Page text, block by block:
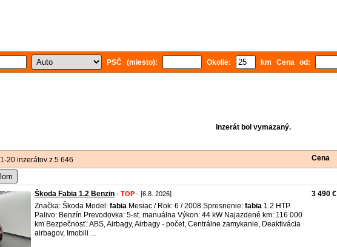
PSČ (miesto): Okolie: km Cena od:
Inzerát bol vymazaný.
20 inzerátov z 5 646 Cena
Škoda Fabia 1.2 Benzin - TOP - [6.8. 2026]
Značka: Škoda Model: fabia Mesiac / Rok: 6 / 2008 Spresnenie: fabia 1.2 HTP
Palivo: Benzín Prevodovka: 5-st. manuálna Výkon: 44 kW Najazdené km: 116 000
km Bezpečnosť: ABS, Airbagy, Airbagy - počet, Centrálne zamykanie, Deaktivácia
airbagov, Imobili ...
3 490 €